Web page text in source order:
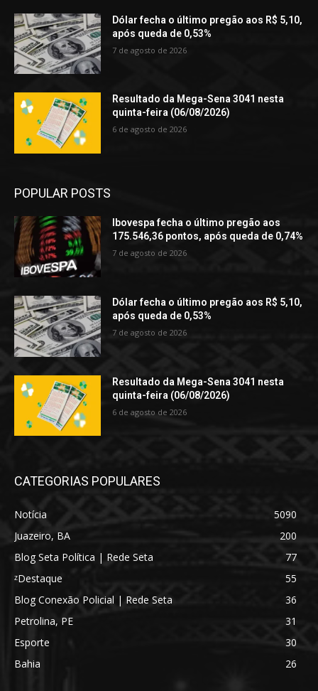
Dólar fecha o último pregão aos R$ 5,10,
após queda de 0,53%
7 de agosto de 2026
Resultado da Mega-Sena 3041 nesta
quinta-feira (06/08/2026)
6 de agosto de 2026
POPULAR POSTS
Ibovespa fecha o último pregão aos
175.546,36 pontos, após queda de 0,74%
7 de agosto de 2026
Dólar fecha o último pregão aos R$ 5,10,
após queda de 0,53%
7 de agosto de 2026
Resultado da Mega-Sena 3041 nesta
quinta-feira (06/08/2026)
6 de agosto de 2026
CATEGORIAS POPULARES
Notícia
5090
Juazeiro, BA
200
Blog Seta Política | Rede Seta
77
ᶻDestaque
55
Blog Conexão Policial | Rede Seta
36
Petrolina, PE
31
Esporte
30
Bahia
26